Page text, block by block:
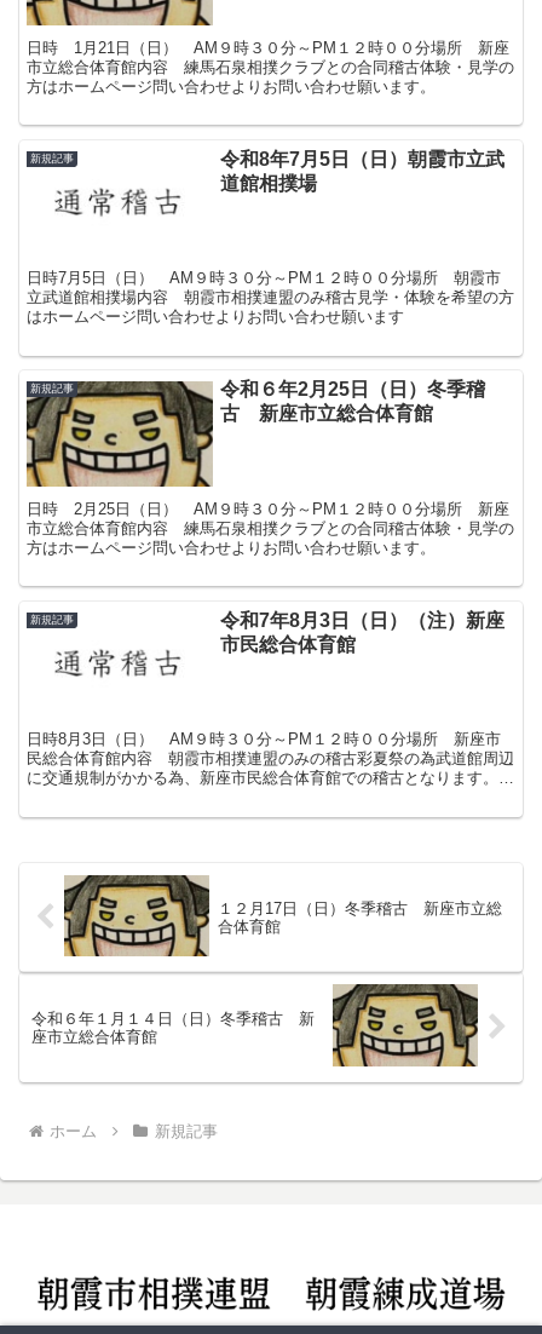
日時 1月21日（日） AM９時３０分～PM１２時００分場所 新座
市立総合体育館内容 練馬石泉相撲クラブとの合同稽古体験・見学の
方はホームページ問い合わせよりお問い合わせ願います。
新規記事
令和8年7月5日（日）朝霞市立武
道館相撲場
日時7月5日（日） AM９時３０分～PM１２時００分場所 朝霞市
立武道館相撲場内容 朝霞市相撲連盟のみ稽古見学・体験を希望の方
はホームページ問い合わせよりお問い合わせ願います
新規記事
令和６年2月25日（日）冬季稽
古 新座市立総合体育館
日時 2月25日（日） AM９時３０分～PM１２時００分場所 新座
市立総合体育館内容 練馬石泉相撲クラブとの合同稽古体験・見学の
方はホームページ問い合わせよりお問い合わせ願います。
新規記事
令和7年8月3日（日）（注）新座
市民総合体育館
日時8月3日（日） AM９時３０分～PM１２時００分場所 新座市
民総合体育館内容 朝霞市相撲連盟のみの稽古彩夏祭の為武道館周辺
に交通規制がかかる為、新座市民総合体育館での稽古となります。見
１２月17日（日）冬季稽古 新座市立総
合体育館
令和６年１月１４日（日）冬季稽古 新
座市立総合体育館
ホーム 新規記事